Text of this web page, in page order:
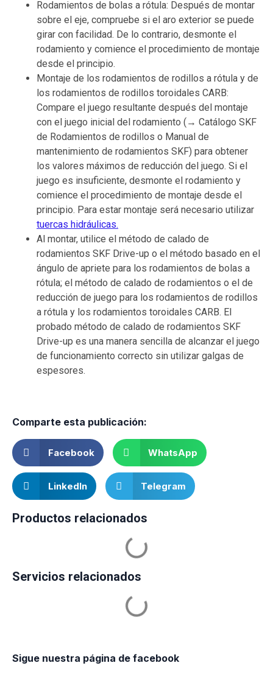
Rodamientos de bolas a rótula: Después de montar
sobre el eje, compruebe si el aro exterior se puede
girar con facilidad. De lo contrario, desmonte el
rodamiento y comience el procedimiento de montaje
desde el principio.
Montaje de los rodamientos de rodillos a rótula y de
los rodamientos de rodillos toroidales CARB:
Compare el juego resultante después del montaje
con el juego inicial del rodamiento (→ Catálogo SKF
de Rodamientos de rodillos o Manual de
mantenimiento de rodamientos SKF) para obtener
los valores máximos de reducción del juego. Si el
juego es insuficiente, desmonte el rodamiento y
comience el procedimiento de montaje desde el
principio. Para estar montaje será necesario utilizar
tuercas hidráulicas.
Al montar, utilice el método de calado de
rodamientos SKF Drive-up o el método basado en el
ángulo de apriete para los rodamientos de bolas a
rótula; el método de calado de rodamientos o el de
reducción de juego para los rodamientos de rodillos
a rótula y los rodamientos toroidales CARB. El
probado método de calado de rodamientos SKF
Drive-up es una manera sencilla de alcanzar el juego
de funcionamiento correcto sin utilizar galgas de
espesores.
Comparte esta publicación:
Facebook WhatsApp
LinkedIn Telegram
Productos relacionados
Servicios relacionados
Sigue nuestra página de facebook